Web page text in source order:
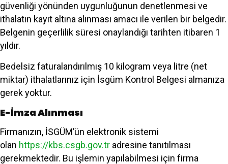
güvenliği yönünden uygunluğunun denetlenmesi ve
ithalatın kayıt altına alınması amacı ile verilen bir belgedir.
Belgenin geçerlilik süresi onaylandığı tarihten itibaren 1
yıldır.
Bedelsiz faturalandırılmış 10 kilogram veya litre (net
miktar) ithalatlarınız için İsgüm Kontrol Belgesi almanıza
gerek yoktur.
E-İmza Alınması
Firmanızın, İSGÜM’ün elektronik sistemi
olan https://kbs.csgb.gov.tr adresine tanıtılması
gerekmektedir. Bu işlemin yapılabilmesi için firma